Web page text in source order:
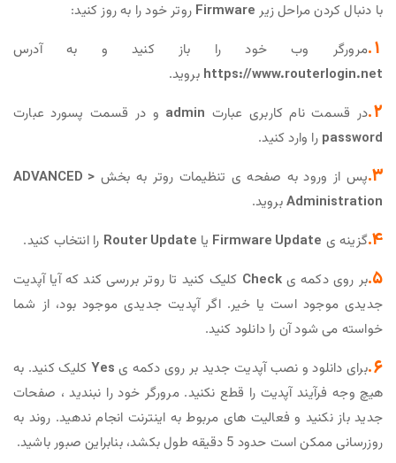
با دنبال کردن مراحل زیر Firmware روتر خود را به روز کنید:
1. مرورگر وب خود را باز کنید و به آدرس
https://www.routerlogin.net بروید.
2. در قسمت نام کاربری عبارت admin و در قسمت پسورد عبارت
password را وارد کنید.
3. پس از ورود به صفحه ی تنظیمات روتر به بخش ADVANCED >
Administrationبروید.
4. گزینه ی Firmware Update یا Router Update را انتخاب کنید.
5. بر روی دکمه یCheck کلیک کنید تا روتر بررسی کند که آیا آپدیت
جدیدی موجود است یا خیر. اگر آپدیت جدیدی موجود بود، از شما
خواسته می شود آن را دانلود کنید.
6. برای دانلود و نصب آپدیت جدید بر روی دکمه ی Yes کلیک کنید. به
هیچ وجه فرآیند آپدیت را قطع نکنید. مرورگر خود را نبندید ، صفحات
جدید باز نکنید و فعالیت های مربوط به اینترنت انجام ندهید. روند به
روزرسانی ممکن است حدود 5 دقیقه طول بکشد، بنابراین صبور باشید.